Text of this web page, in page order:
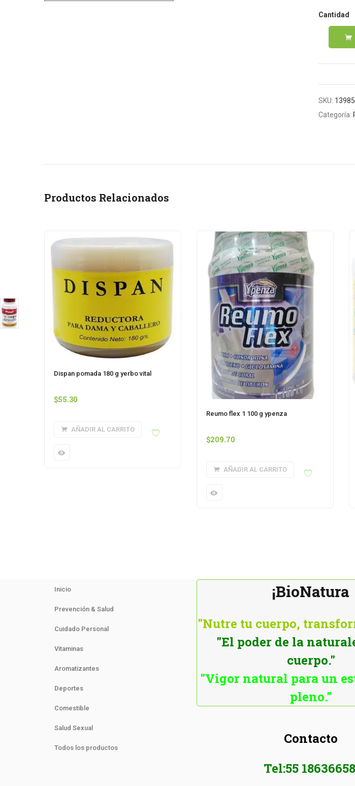
Cantidad
SKU: 13985
Categoría:
Productos Relacionados
Dispan pomada 180 g yerbo vital
$55.30
AÑADIR AL CARRITO
Reumo flex 1 100 g ypenza
$209.70
AÑADIR AL CARRITO
Inicio
Prevención & Salud
Cuidado Personal
Vitaminas
Aromatizantes
Deportes
Comestible
Salud Sexual
Todos los productos
¡BioNatura
"Nutre tu cuerpo,
"El poder de la
cuerpo."
"Vigor natural para un
pleno."
Contacto
Tel:55 18636658